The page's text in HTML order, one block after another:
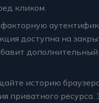
кликом.
доступна на
историю
приватного ресурса.